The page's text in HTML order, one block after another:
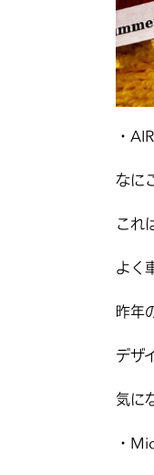
・
なに
これ
よく
昨年
デザ
気に
・